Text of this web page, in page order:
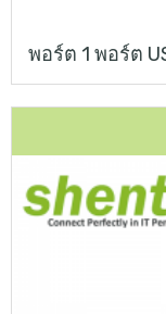
พอร์ต 1 พอร์ต